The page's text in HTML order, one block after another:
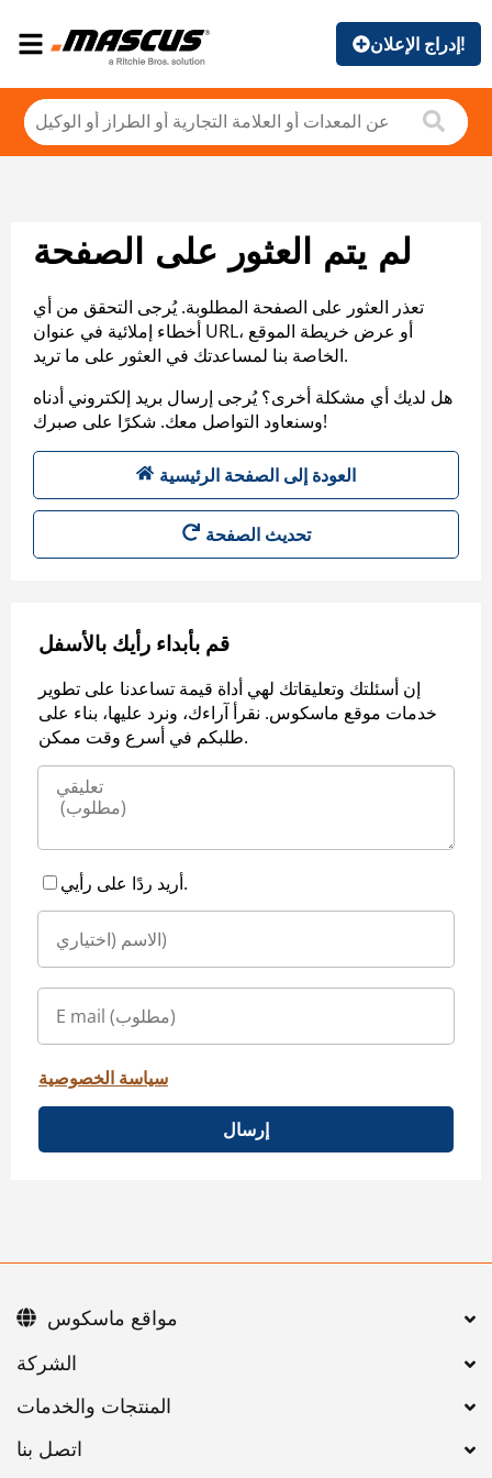
إدراج الإعلان!
لم يتم العثور على الصفحة
تعذر العثور على الصفحة المطلوبة. يُرجى التحقق من أي
أخطاء إملائية في عنوان URL، أو عرض خريطة الموقع
الخاصة بنا لمساعدتك في العثور على ما تريد.
هل لديك أي مشكلة أخرى؟ يُرجى إرسال بريد إلكتروني أدناه
وسنعاود التواصل معك. شكرًا على صبرك!
العودة إلى الصفحة الرئيسية
تحديث الصفحة
قم بأبداء رأيك بالأسفل
إن أسئلتك وتعليقاتك لهي أداة قيمة تساعدنا على تطوير
خدمات موقع ماسكوس. نقرأ آراءك، ونرد عليها، بناء على
طلبكم في أسرع وقت ممكن.
أريد ردًا على رأيي.
سياسة الخصوصية
إرسال
اتصل بنا
مواقع ماسكوس